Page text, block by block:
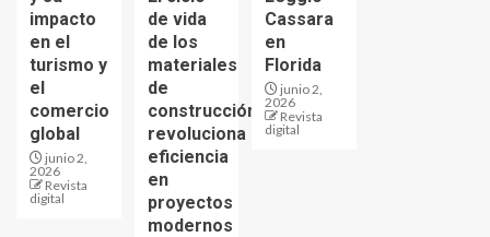
impacto
en el
turismo y
el
comercio
global
junio 2,
2026
Revista
digital
de vida
de los
materiales
de
construcción
revoluciona
eficiencia
en
proyectos
modernos
Cassara
en
Florida
junio 2,
2026
Revista
digital